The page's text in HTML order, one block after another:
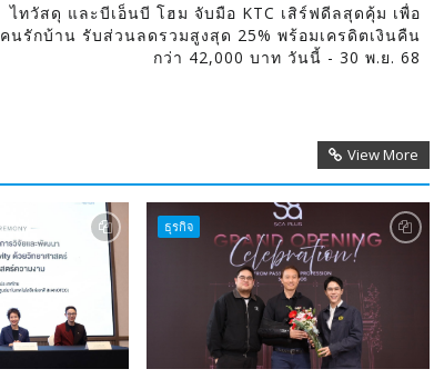
ไทวัสดุ และบีเอ็นบี โฮม จับมือ KTC เสิร์ฟดีลสุดคุ้ม เพื่อ
คนรักบ้าน รับส่วนลดรวมสูงสุด 25% พร้อมเครดิตเงินคืน
กว่า 42,000 บาท วันนี้ - 30 พ.ย. 68
View More
ธุรกิจ